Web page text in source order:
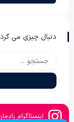
دنبال چیزی می
اینستاگرام